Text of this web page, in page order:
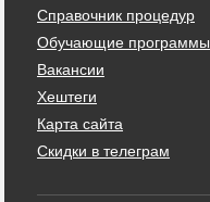
Справочник процедур
Обучающие программы
Вакансии
Хештеги
Карта сайта
Скидки в телеграм